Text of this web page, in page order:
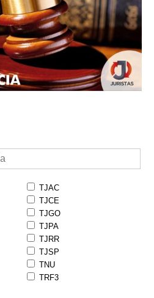
TJAC
TJCE
TJGO
TJPA
TJRR
TJSP
TNU
TRF3